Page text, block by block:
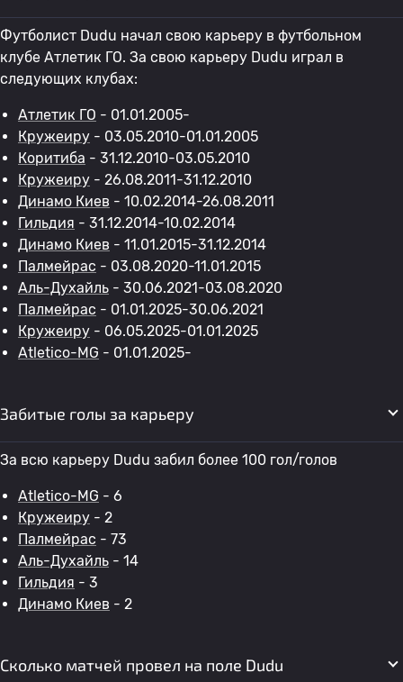
Футболист Dudu начал свою карьеру в футбольном
клубе Атлетик ГО. За свою карьеру Dudu играл в
следующих клубах:
Атлетик ГО - 01.01.2005-
Кружеиру - 03.05.2010-01.01.2005
Коритиба - 31.12.2010-03.05.2010
Кружеиру - 26.08.2011-31.12.2010
Динамо Киев - 10.02.2014-26.08.2011
Гильдия - 31.12.2014-10.02.2014
Динамо Киев - 11.01.2015-31.12.2014
Палмейрас - 03.08.2020-11.01.2015
Аль-Духайль - 30.06.2021-03.08.2020
Палмейрас - 01.01.2025-30.06.2021
Кружеиру - 06.05.2025-01.01.2025
Atletico-MG - 01.01.2025-
Забитые голы за карьеру
За всю карьеру Dudu забил более 100 гол/голов
Atletico-MG - 6
Кружеиру - 2
Палмейрас - 73
Аль-Духайль - 14
Гильдия - 3
Динамо Киев - 2
Сколько матчей провел на поле Dudu